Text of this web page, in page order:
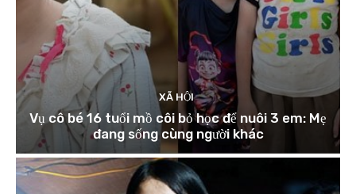
XÃ HỘI
Vụ cô bé 16 tuổi mồ côi bỏ học để nuôi 3 em: Mẹ
đang sống cùng người khác